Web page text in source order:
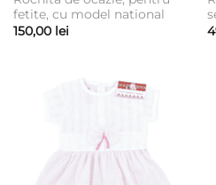
fetite, cu model national
150,00 lei